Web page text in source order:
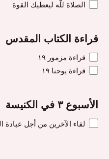
الصلاة للّه ليعطيك القوة
قراءة الكتاب المقدس
قراءة مزمور ١٩
قراءة يوحنا ١٩
الأسبوع ٣ في الكنيسة
لقاء الآخرين من أجل عبادة